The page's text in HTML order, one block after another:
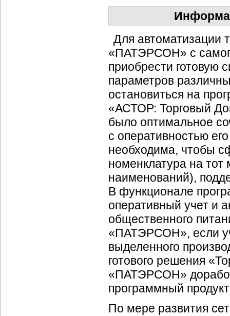
Для автоматизации
«ПАТЭРСОН» с
приобрести готовую
параметров
остановиться на
«АСТОР: Торговый
было оптимальное
с оперативностью
необходима, чтобы
номенклатура на
наименований),
В функционале
оперативный учет и
общественного
«ПАТЭРСОН», если
выделенного
готового решения
«ПАТЭРСОН»
программный
По мере развития